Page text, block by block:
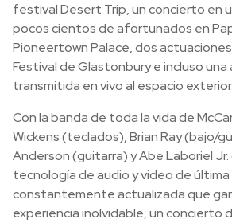
festival Desert Trip, un concierto en
pocos cientos de afortunados en
Pioneertown Palace, dos
Festival de Glastonbury e incluso una
transmitida en vivo al espacio exterior.
Con la banda de toda la vida de
Wickens (teclados), Brian Ray (bajo/
Anderson (guitarra) y Abe Laboriel
tecnología de audio y video de
constantemente actualizada que
experiencia inolvidable, un concierto